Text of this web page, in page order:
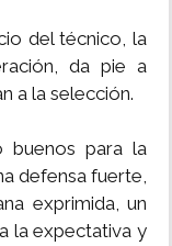
del técnico, la
da pie a
a la selección.
buenos para la
defensa fuerte,
exprimida, un
la expectativa y